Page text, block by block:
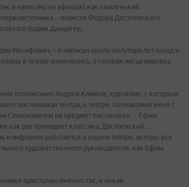
и написано на афишах) как «маленький
– повести Федора Достоевского
Вадим Данцигер.
Иосифович, – я написал около полутора лет назад и
в театре изменились, а готовая инсценировка
познакомил Андрей Климов, художник, с которым
о постановках театра, о театре, познакомил меня с
Семеновичем на предмет постановки… Ефим
как раз пропадает классика, Достоевский.
комфортно работается в вашем театре, актеры все
художественного руководителя, как Ефим
приступаю именно так, и некая